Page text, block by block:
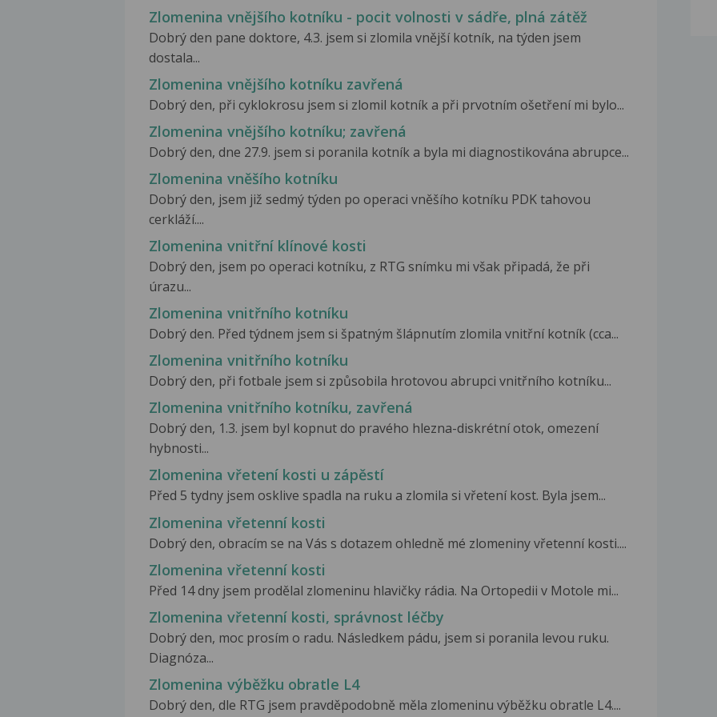
Zlomenina vnějšího kotníku - pocit volnosti v sádře, plná zátěž
Dobrý den pane doktore, 4.3. jsem si zlomila vnější kotník, na týden jsem
dostala...
Zlomenina vnějšího kotníku zavřená
Dobrý den, při cyklokrosu jsem si zlomil kotník a při prvotním ošetření mi bylo...
Zlomenina vnějšího kotníku; zavřená
Dobrý den, dne 27.9. jsem si poranila kotník a byla mi diagnostikována abrupce...
Zlomenina vněšího kotníku
Dobrý den, jsem již sedmý týden po operaci vněšího kotníku PDK tahovou
cerkláží....
Zlomenina vnitřní klínové kosti
Dobrý den, jsem po operaci kotníku, z RTG snímku mi však připadá, že při
úrazu...
Zlomenina vnitřního kotníku
Dobrý den. Před týdnem jsem si špatným šlápnutím zlomila vnitřní kotník (cca...
Zlomenina vnitřního kotníku
Dobrý den, při fotbale jsem si způsobila hrotovou abrupci vnitřního kotníku...
Zlomenina vnitřního kotníku, zavřená
Dobrý den, 1.3. jsem byl kopnut do pravého hlezna-diskrétní otok, omezení
hybnosti...
Zlomenina vřetení kosti u zápěstí
Před 5 tydny jsem osklive spadla na ruku a zlomila si vřetení kost. Byla jsem...
Zlomenina vřetenní kosti
Dobrý den, obracím se na Vás s dotazem ohledně mé zlomeniny vřetenní kosti....
Zlomenina vřetenní kosti
Před 14 dny jsem prodělal zlomeninu hlavičky rádia. Na Ortopedii v Motole mi...
Zlomenina vřetenní kosti, správnost léčby
Dobrý den, moc prosím o radu. Následkem pádu, jsem si poranila levou ruku.
Diagnóza...
Zlomenina výběžku obratle L4
Dobrý den, dle RTG jsem pravděpodobně měla zlomeninu výběžku obratle L4....